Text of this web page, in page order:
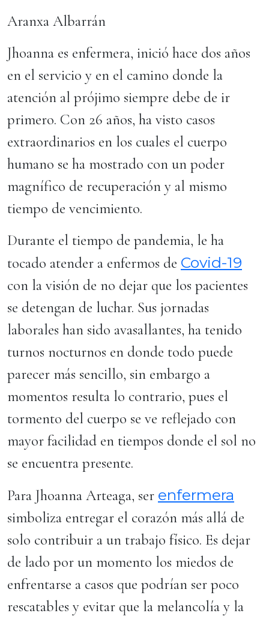
Aranxa Albarrán
Jhoanna es enfermera, inició hace dos años
en el servicio y en el camino donde la
atención al prójimo siempre debe de ir
primero. Con 26 años, ha visto casos
extraordinarios en los cuales el cuerpo
humano se ha mostrado con un poder
magnífico de recuperación y al mismo
tiempo de vencimiento.
Durante el tiempo de pandemia, le ha
tocado atender a enfermos de Covid-19
con la visión de no dejar que los pacientes
se detengan de luchar. Sus jornadas
laborales han sido avasallantes, ha tenido
turnos nocturnos en donde todo puede
parecer más sencillo, sin embargo a
momentos resulta lo contrario, pues el
tormento del cuerpo se ve reflejado con
mayor facilidad en tiempos donde el sol no
se encuentra presente.
Para Jhoanna Arteaga, ser enfermera
simboliza entregar el corazón más allá de
solo contribuir a un trabajo físico. Es dejar
de lado por un momento los miedos de
enfrentarse a casos que podrían ser poco
rescatables y evitar que la melancolía y la